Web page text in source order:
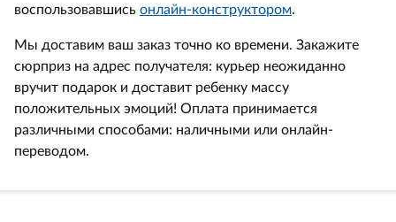
воспользовавшись онлайн-конструктором.
Мы доставим ваш заказ точно ко времени. Закажите
сюрприз на адрес получателя: курьер неожиданно
вручит подарок и доставит ребенку массу
положительных эмоций! Оплата принимается
различными способами: наличными или онлайн-
переводом.